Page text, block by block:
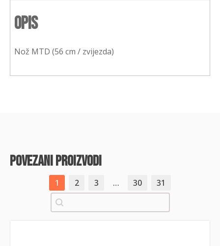
Opis
Nož MTD (56 cm / zvijezda)
povezani proizvodi
1 2 3 … 30
31
Pretraži